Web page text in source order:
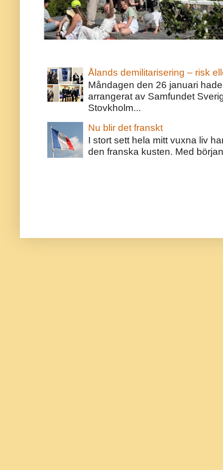
Ålands demilitarisering – risk
Måndagen den 26 januari
arrangerat av Samfundet
Stovkholm...
Nu blir det franskt
I stort sett hela mitt vuxna liv
den franska kusten. Med